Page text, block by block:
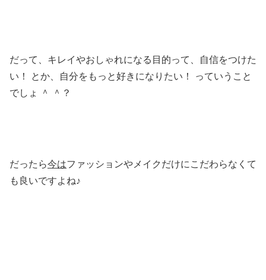
だって、キレイやおしゃれになる目的って、自信をつけた
い！ とか、自分をもっと好きになりたい！ っていうこと
でしょ ＾ ＾？
だったら今はファッションやメイクだけにこだわらなくて
も良いですよね♪